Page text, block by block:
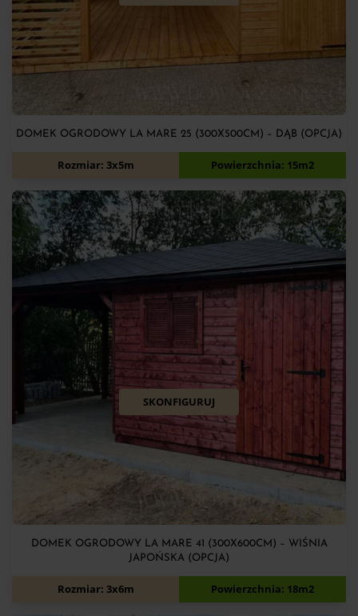
DOMEK OGRODOWY LA MARE 25 (300X500CM) – DĄB (OPCJA)
11 100zł
Rozmiar: 3x5m Powierzchnia: 15m2
SKONFIGURUJ
DOMEK OGRODOWY LA MARE 41 (300X600CM) – WIŚNIA
JAPOŃSKA (OPCJA)
11 700zł
Rozmiar: 3x6m Powierzchnia: 18m2